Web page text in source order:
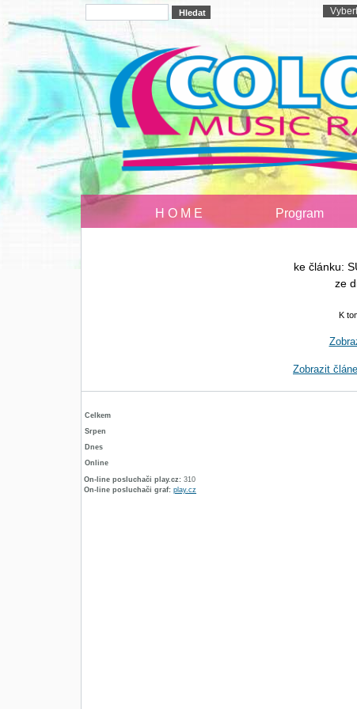
H O M E Program
ke článku:
ze
K
Zobrazit
Celkem
Srpen
Dnes
Online
On-line posluchači play.cz: 310
On-line posluchači graf: play.cz